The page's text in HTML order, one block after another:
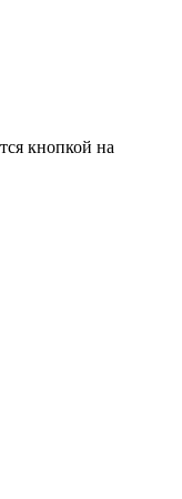
кнопкой на